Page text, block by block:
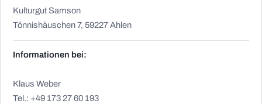
Kulturgut Samson
Tönnishäuschen 7, 59227 Ahlen
Informationen bei:
Klaus Weber
Tel.: +49 173 27 60 193